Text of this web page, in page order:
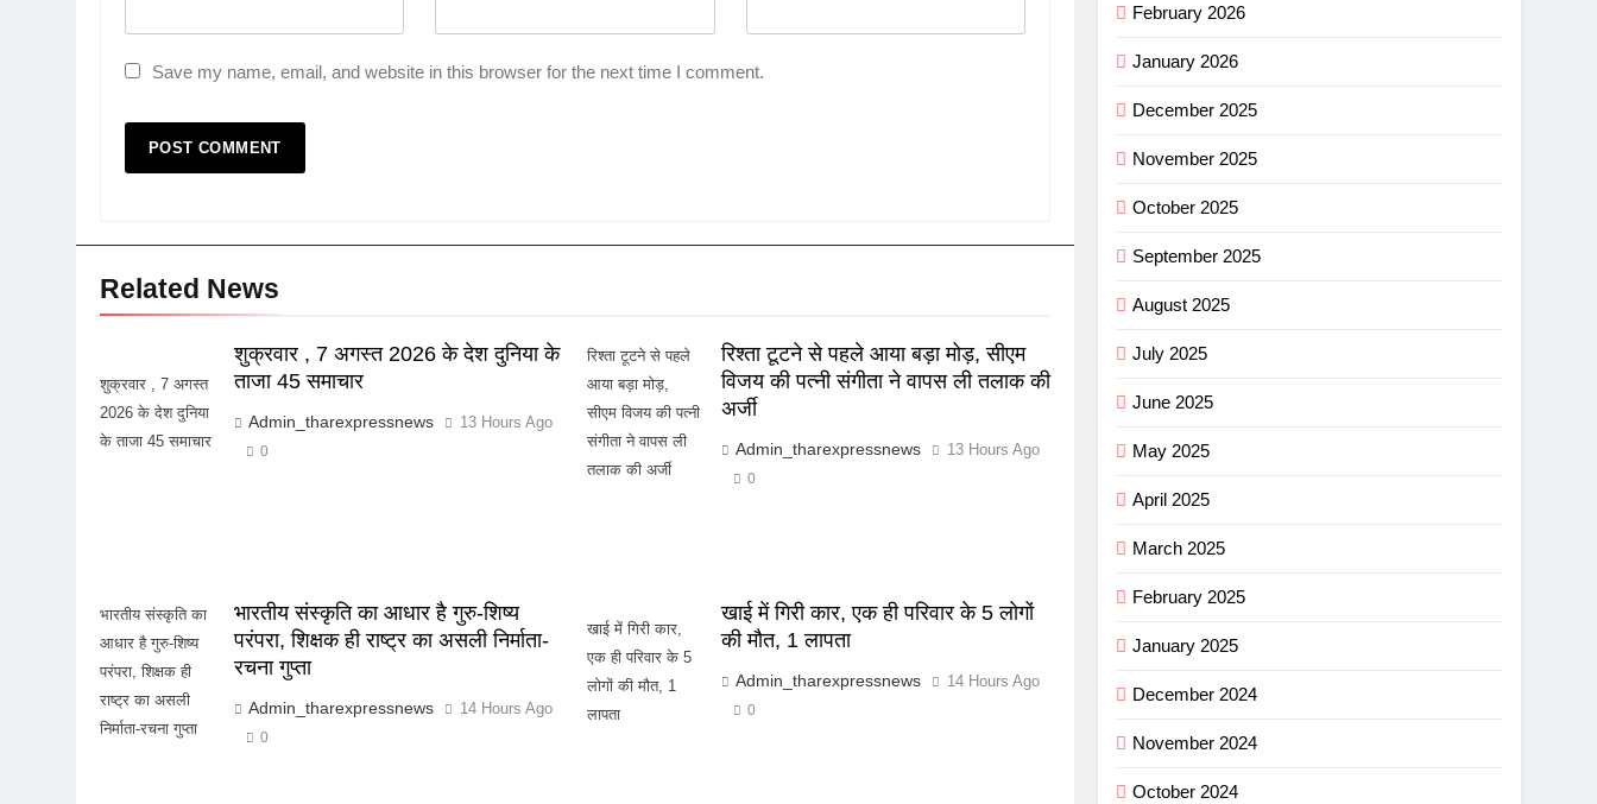
Save my name, email, and website in this browser for the next time I comment.
Related News
शुक्रवार , 7 अगस्त
2026 के देश दुनिया
के ताजा 45 समाचार
शुक्रवार , 7 अगस्त 2026 के देश दुनिया के
ताजा 45 समाचार
Admin_tharexpressnews 13 Hours Ago
0
रिश्ता टूटने से पहले
आया बड़ा मोड़,
सीएम विजय की पत्नी
संगीता ने वापस ली
तलाक की अर्जी
रिश्ता टूटने से पहले आया बड़ा मोड़, सीएम
विजय की पत्नी संगीता ने वापस ली तलाक की
अर्जी
Admin_tharexpressnews 13 Hours Ago
0
भारतीय संस्कृति का
आधार है गुरु-शिष्य
परंपरा, शिक्षक ही
राष्ट्र का असली
निर्माता-रचना गुप्ता
भारतीय संस्कृति का आधार है गुरु-शिष्य
परंपरा, शिक्षक ही राष्ट्र का असली निर्माता-
रचना गुप्ता
Admin_tharexpressnews 14 Hours Ago
0
खाई में गिरी कार,
एक ही परिवार के 5
लोगों की मौत, 1
लापता
खाई में गिरी कार, एक ही परिवार के 5 लोगों
की मौत, 1 लापता
Admin_tharexpressnews 14 Hours Ago
0
February 2026
January 2026
December 2025
November 2025
October 2025
September 2025
August 2025
July 2025
June 2025
May 2025
April 2025
March 2025
February 2025
January 2025
December 2024
November 2024
October 2024